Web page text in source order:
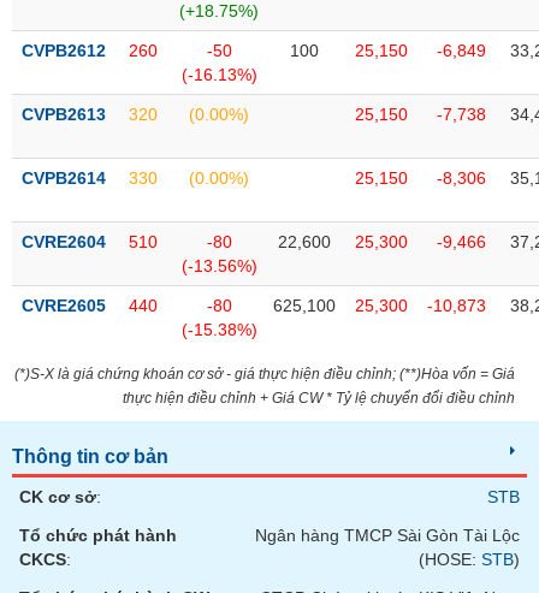
(+18.75%)
CVPB2612 260
-50
(-16.13%)
100 25,150 -6,849
CVPB2613 320 (0.00%) 25,150 -7,738
CVPB2614 330 (0.00%) 25,150 -8,306
CVRE2604 510
-80
(-13.56%)
22,600 25,300 -9,466
CVRE2605 440
-80
(-15.38%)
625,100 25,300 -10,873
(*)S-X là giá chứng khoán cơ sở - giá thực hiện điều chỉnh; (**)Hòa vốn = Giá
thực hiện điều chỉnh + Giá CW * Tỷ lệ chuyển đổi điều chỉnh
Thông tin cơ bản
CK cơ sở:
STB
Tổ chức phát hành
CKCS:
Ngân hàng TMCP Sài Gòn Tài Lộc
(HOSE: STB)